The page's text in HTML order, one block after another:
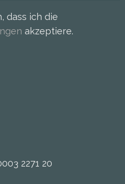
dass ich die
akzeptiere.
2271 20